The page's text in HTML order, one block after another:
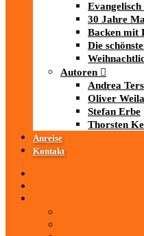
30 Jahre
Backen mit
Die
Autoren
Andrea
Oliver
Stefan Erbe
Thorsten
Anreise
Kontakt